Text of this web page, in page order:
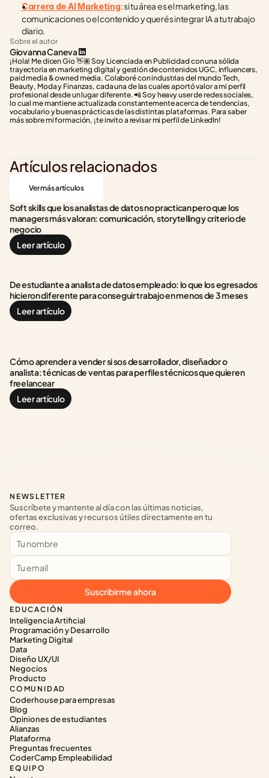
Carrera de AI Marketing: si tu área es el marketing, las
comunicaciones o el contenido y querés integrar IA a tu trabajo
diario.
Sobre el autor
Giovanna Caneva
¡Hola! Me dicen Gio 👋🏽 Soy Licenciada en Publicidad con una sólida
trayectoria en marketing digital y gestión de contenidos UGC, influencers,
paid media & owned media. Colaboré con industrias del mundo Tech,
Beauty, Moda y Finanzas, cada una de las cuales aportó valor a mi perfil
profesional desde un lugar diferente. 📲 Soy heavy user de redes sociales,
lo cual me mantiene actualizada constantemente acerca de tendencias,
vocabulario y buenas prácticas de las distintas plataformas. Para saber
más sobre mi formación, ¡te invito a revisar mi perfil de LinkedIn!
Artículos relacionados
Ver más artículos
Soft skills que los analistas de datos no practican pero que los
managers más valoran: comunicación, storytelling y criterio de
negocio
Leer artículo
De estudiante a analista de datos empleado: lo que los egresados
hicieron diferente para conseguir trabajo en menos de 3 meses
Leer artículo
Cómo aprender a vender si sos desarrollador, diseñador o
analista: técnicas de ventas para perfiles técnicos que quieren
freelancear
Leer artículo
EDUCACIÓN
Inteligencia Artificial
Programación y Desarrollo
Marketing Digital
Data
Diseño UX/UI
Negocios
Producto
COMUNIDAD
Coderhouse para empresas
Blog
Opiniones de estudiantes
Alianzas
Plataforma
Preguntas frecuentes
CoderCamp Empleabilidad
EQUIPO
NEWSLETTER
Suscríbete y mantente al día con las últimas noticias,
ofertas exclusivas y recursos útiles directamente en tu
correo.
Suscribirme ahora